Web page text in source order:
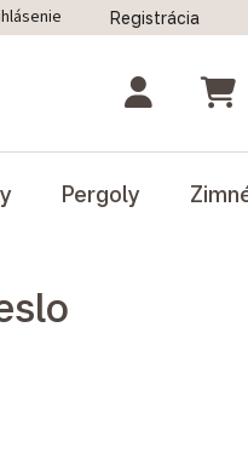
od zmluvyRegistrácia
Pergoly